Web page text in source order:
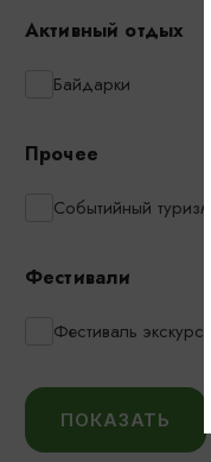
Активный отдых
Байдарки
Прочее
Событийный туризм
Фестивали
Фестиваль экскурсий